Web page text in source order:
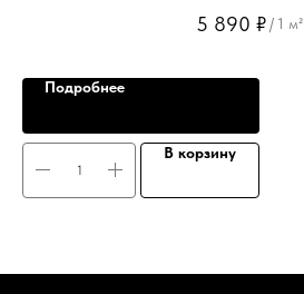
5 890 ₽/ 1 м²
Подробнее
В корзину